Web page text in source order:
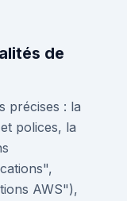
de
précises : la
polices, la
AWS"),